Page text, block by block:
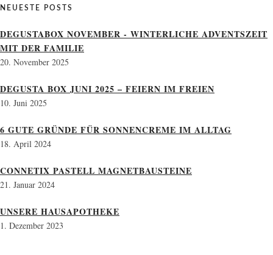
NEUESTE POSTS
DEGUSTABOX NOVEMBER - WINTERLICHE ADVENTSZEIT
MIT DER FAMILIE
20. November 2025
DEGUSTA BOX JUNI 2025 – FEIERN IM FREIEN
10. Juni 2025
6 GUTE GRÜNDE FÜR SONNENCREME IM ALLTAG
18. April 2024
CONNETIX PASTELL MAGNETBAUSTEINE
21. Januar 2024
UNSERE HAUSAPOTHEKE
1. Dezember 2023